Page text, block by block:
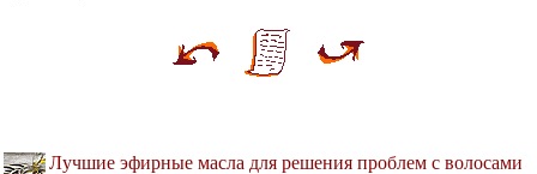
Лучшие эфирные масла для решения проблем с волосами